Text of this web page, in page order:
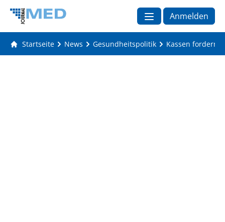
Anmelden
Startseite News Gesundheitspolitik Kassen fordern